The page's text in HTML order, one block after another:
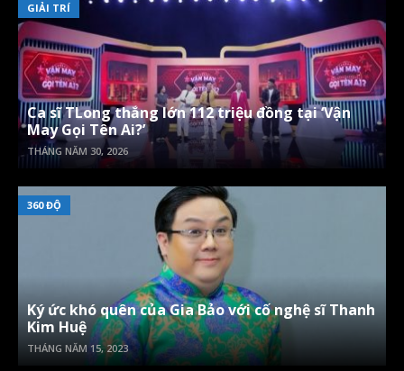
GIẢI TRÍ
Ca sĩ TLong thắng lớn 112 triệu đồng tại ‘Vận
May Gọi Tên Ai?’
THÁNG NĂM 30, 2026
360 ĐỘ
Ký ức khó quên của Gia Bảo với cố nghệ sĩ Thanh
Kim Huệ
THÁNG NĂM 15, 2023